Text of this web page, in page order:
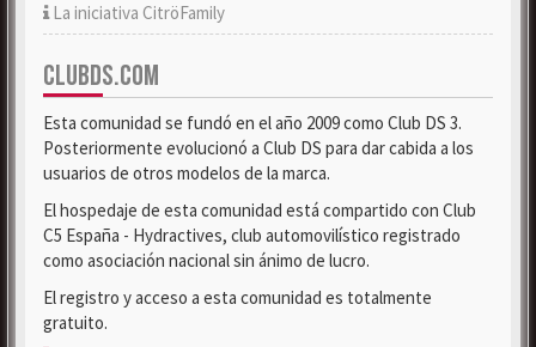
La iniciativa CitröFamily
CLUBDS.COM
Esta comunidad se fundó en el año 2009 como Club DS 3.
Posteriormente evolucionó a Club DS para dar cabida a los
usuarios de otros modelos de la marca.
El hospedaje de esta comunidad está compartido con Club
C5 España - Hydractives, club automovilístico registrado
como asociación nacional sin ánimo de lucro.
El registro y acceso a esta comunidad es totalmente
gratuito.